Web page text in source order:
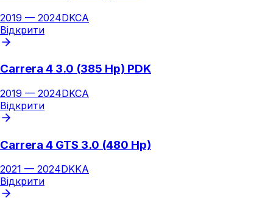
2019 — 2024DKCA
Відкрити
Carrera 4 3.0 (385 Hp) PDK
2019 — 2024DKCA
Відкрити
Carrera 4 GTS 3.0 (480 Hp)
2021 — 2024DKKA
Відкрити